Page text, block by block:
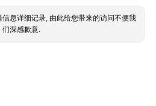
信息详细记录, 由此给您带来的访问不便我
们深感歉意.